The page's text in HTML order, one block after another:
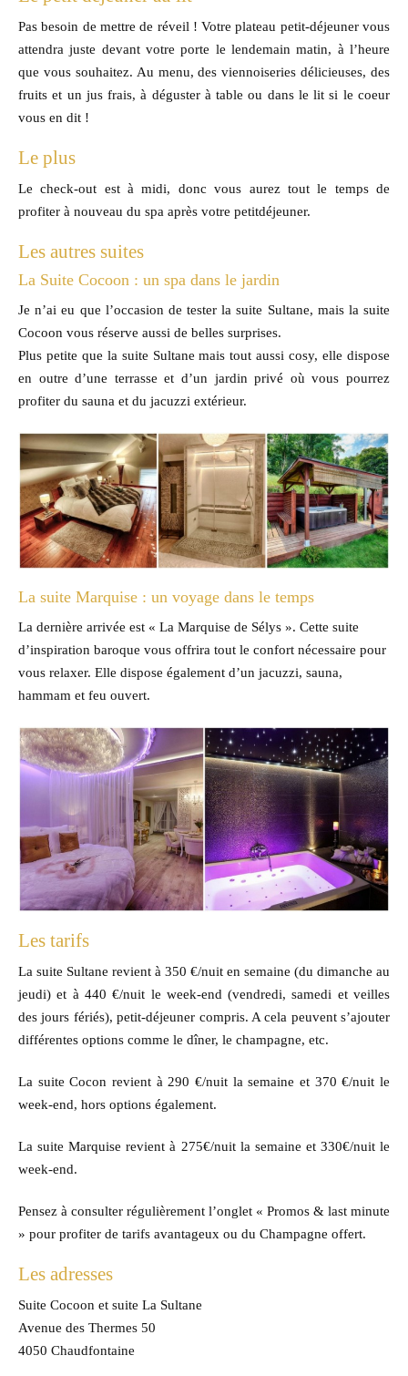
Pas besoin de mettre de réveil ! Votre plateau petit-déjeuner vous
attendra juste devant votre porte le lendemain matin, à l’heure
que vous souhaitez. Au menu, des viennoiseries délicieuses, des
fruits et un jus frais, à déguster à table ou dans le lit si le coeur
vous en dit !
Le plus
Le check-out est à midi, donc vous aurez tout le temps de
profiter à nouveau du spa après votre petitdéjeuner.
Les autres suites
La Suite Cocoon : un spa dans le jardin
Je n’ai eu que l’occasion de tester la suite Sultane, mais la suite
Cocoon vous réserve aussi de belles surprises.
Plus petite que la suite Sultane mais tout aussi cosy, elle dispose
en outre d’une terrasse et d’un jardin privé où vous pourrez
profiter du sauna et du jacuzzi extérieur.
La suite Marquise : un voyage dans le temps
La dernière arrivée est « La Marquise de Sélys ». Cette suite
d’inspiration baroque vous offrira tout le confort nécessaire pour
vous relaxer. Elle dispose également d’un jacuzzi, sauna,
hammam et feu ouvert.
Les tarifs
La suite Sultane revient à 350 €/nuit en semaine (du dimanche au
jeudi) et à 440 €/nuit le week-end (vendredi, samedi et veilles
des jours fériés), petit-déjeuner compris. A cela peuvent s’ajouter
différentes options comme le dîner, le champagne, etc.
La suite Cocon revient à 290 €/nuit la semaine et 370 €/nuit le
week-end, hors options également.
La suite Marquise revient à 275€/nuit la semaine et 330€/nuit le
week-end.
Pensez à consulter régulièrement l’onglet « Promos & last minute
» pour profiter de tarifs avantageux ou du Champagne offert.
Les adresses
Suite Cocoon et suite La Sultane
Avenue des Thermes 50
4050 Chaudfontaine